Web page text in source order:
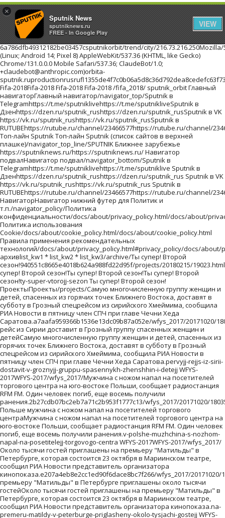
6a786dfb49312182be03457csputnikorbit/trend/city/216.73.216.250Mozilla/5.0 (Linux; Android 14; Pixel 8) AppleWebKit/537.36 (KHTML, like Gecko) Chrome/131.0.0.0 Mobile Safari/537.36; ClaudeBot/1.0; +claudebot@anthropic.com)orbita-sputnik.ruproductionrusrufl1355de4f7c0b06a5d8c36d792dea8cedefc63f73b6bb0eb31//images/https://id.sputniknews.com/images/orbit/110001000030000https://cm.sputniknews.com/chatf4uoHwgT3L1productionhttps://sputniknews.ru.sputniknews.ru4419376 Fifa-2018Fifa-2018 Fifa-2018 Fifa-2018 /fifa_2018/ sputnik_orbit Главный навигаторГлавный навигатор/navigator_top/Sputnik в Telegramhttps://t.me/sputniklivehttps://t.me/sputnikliveSputnik в Дзенhttps://dzen.ru/sputnik_rushttps://dzen.ru/sputnik_rusSputnik в VK https://vk.ru/sputnik_rushttps://vk.ru/sputnik_rusSputnik в RUTUBEhttps://rutube.ru/channel/23466577https://rutube.ru/channel/23466577 Топ-лайн Sputnik Топ-лайн Sputnik (список сайтов в верхней плашке)/navigator_top_line/SPUTNIK Ближнее зарубежье https://sputniknews.ru/https://sputniknews.ru/ Навигатор подвалНавигатор подвал/navigator_bottom/Sputnik в Telegramhttps://t.me/sputniklivehttps://t.me/sputniklive Sputnik в Дзенhttps://dzen.ru/sputnik_rushttps://dzen.ru/sputnik_rus Sputnik в VK https://vk.ru/sputnik_rushttps://vk.ru/sputnik_rus Sputnik в RUTUBEhttps://rutube.ru/channel/23466577https://rutube.ru/channel/23466577 НавигаторНавигатор нижний футер для Политик и т.п./navigator_policy/Политика конфиденциальности/docs/about/privacy_policy.html/docs/about/privacy_policy.html Политика использования Cookie/docs/about/cookie_policy.html/docs/about/cookie_policy.html Правила применения рекомендательных технологий/docs/about/privacy_policy.html#privacy_policy/docs/about/privacy_policy.html#privacy_policy архивlist_kw1 * list_kw2 * list_kw3/archive/Ты супер! Второй сезон!940551c8665e4018b624a988fd22d95f/projects/20180215/19023.htmlТы супер! Второй сезон!Ты супер! Второй сезон!Ты супер! Второй сезон!ty-super-vtorojj-sezon Ты супер! Второй сезон! ПроектыПроекты/projects/Самую многочисленную группу женщин и детей, спасенных из горячих точек Ближнего Востока, доставят в субботу в Грозный спецрейсом из сирийского Хмеймима, сообщила РИА Новости в пятницу член СПЧ при главе Чечни Хеда Саратова.a7aafa959366b1536e13dc09b87a052e/wfys_2017/20171020/18042.htmlПервый рейс из Сирии доставит в Грозный группу спасенных женщин и детейСамую многочисленную группу женщин и детей, спасенных из горячих точек Ближнего Востока, доставят в субботу в Грозный спецрейсом из сирийского Хмеймима, сообщила РИА Новости в пятницу член СПЧ при главе Чечни Хеда Саратова.pervyjj-rejjs-iz-sirii-dostavit-v-groznyjj-gruppu-spasennykh-zhenshhin-i-detejj WFYS-2017WFYS-2017/wfys_2017/Мужчина с ножом напал на посетителей торгового центра на юго-востоке Польши, сообщает радиостанция RFM FM. Один человек погиб, еще восемь получили ранения.2b27cdb07bc2eb7a71c2b953f1777c13/wfys_2017/20171020/18035.htmlВ Польше мужчина с ножом напал на посетителей торгового центраМужчина с ножом напал на посетителей торгового центра на юго-востоке Польши, сообщает радиостанция RFM FM. Один человек погиб, еще восемь получили ранения.v-polshe-muzhchina-s-nozhom-napal-na-posetitelejj-torgovogo-centra WFYS-2017WFYS-2017/wfys_2017/Около тысячи гостей приглашены на премьеру "Матильды" в Петербурге, которая состоится 23 октября в Мариинском театре, сообщил РИА Новости представитель организатора кинопоказа.e207a4eb8e2cc1ed90f6dace8bc7f266/wfys_2017/20171020/18029.htmlНа премьеру "Матильды" в Петербурге приглашены около тысячи гостейОколо тысячи гостей приглашены на премьеру "Матильды" в Петербурге, которая состоится 23 октября в Мариинском театре, сообщил РИА Новости представитель организатора кинопоказа.na-premeru-matildy-v-peterburge-priglasheny-okolo-tysjachi-gostejj WFYS-2017WFYS-2017/wfys_2017/Правительство Испании на заседании в предстоящую субботу намерено применить статью 155 Конституции страны, предполагающую возможность приостановки автономного статуса Каталонии, заявил испанский премьер Мариано Рахой на пресс-конференции в Брюсселе.67e8a19faa971a455b368320404caeaf/wfys_2017/20171020/18024.htmlМадрид в субботу применит статью Конституции, лишающую Каталонию автономииПравительство Испании на заседании в предстоящую субботу намерено применить статью 155 Конституции страны, предполагающую возможность приостановки автономного статуса Каталонии, заявил испанский премьер Мариано Рахой на пресс-конференции в Брюсселе.madrid-v-subbotu-primenit-statju-konstitucii-lishajushhuju-kataloniju-avtonomii WFYS-2017WFYS-2017/wfys_2017/ архивlist_kw1 * list_kw2 * list_kw3/archive/ <!--В head сайта один раз подключите библиотеку--> <script src="https://yastatic.net/pcode/adfox/loader.js" crossorigin="anonymous"></script> <!--AdFox START--> <!--riaru--> <!--Площадка: orbita-sputnik.ru / * / *--> <!--Тип баннера: 1000x--> <!--Расположение: 55001_orbita-sputnik.ru_bn1--> <div id="adfox_14976088074735673"></div> <script> window.Ya.adfoxCode.create({ ownerId: 249922, containerId: 'adfox_14976088074735673', params: { pp: 'kpg', ps: 'cmwc', p2: 'fliq', puid1: '' } }); </script> <!--AdFox START--> <!--riaru--> <!--Площадка: orbita-sputnik.ru / * / *--> <!--Тип баннера: 1000x--> <!--Расположение: 55002_bn2--> <div id="adfox_149760898208993054"></div> <script> window.Ya.adfoxCode.create({ ownerId: 249922, containerId: 'adfox_149760898208993054', params: { pp: 'kph', ps: 'cmwc', p2: 'fliq', puid1: '' } }); </script> <!--AdFox START--> <!--riaru--> <!--Площадка: orbita-sputnik.ru / * / *--> <!--Тип баннера: 1000x--> <!--Расположение: 55003_bn3--> <div id="adfox_149760905039733471"></div> <script> window.Ya.adfoxCode.create({ ownerId: 249922, containerId: 'adfox_149760905039733471', params: { pp: 'kpi', ps: 'cmwc', p2: 'fliq', puid1: '' } }); </script> <!--AdFox START--> <!--riaru--> <!--Площадка: orbita-sputnik.ru / * / *--> <!--Тип баннера: 1000x--> <!--Расположение: 55004_bn4--> <div id="adfox_149760909413214648"></div> <script> window.Ya.adfoxCode.create({ ownerId: 249922, containerId: 'adfox_149760909413214648', params: { pp: 'kpj', ps: 'cmwc', p2: 'fliq', puid1: '' } }); </script><!--В head сайта один раз подключите библиотеку--> <script src="https://yastatic.net/pcode/adfox/loader.js" crossorigin="anonymous"></script> <!--AdFox START--> <!--riaru--> <!--Площадка: orbita-sputnik.ru / * / *--> <!--Тип баннера: 300x--> <!--Расположение: 55005_bn5--> <div id="adfox_149760913936336539"></div> <script> window.Ya.adfoxCode.create({ ownerId: 249922, containerId: 'adfox_149760913936336539', params: { pp: 'kpk', ps: 'cmwc', p2: 'flng', puid1: '' } }); </script> <br> <!--AdFox START--> <!--riaru--> <!--Площадка: orbita-sputnik.ru / * / *--> <!--Тип баннера: 300x--> <!--Расположение: 55008_bn8--> <div id="adfox_149788621877875597"></div> <script> window.Ya.adfoxCode.create({ ownerId: 249922, containerId: 'adfox_149788621877875597', params: { pp: 'kpv', ps: 'cmwc', p2: 'flng', puid1: '' } }); </script> <!--AdFox START--> <!--riaru--> <!--Площадка: orbita-sputnik.ru / * / *--> <!--Тип баннера: 300x--> <!--Расположение: 55006_bn6--> <div id="adfox_149760920670438387"></div> <script> window.Ya.adfoxCode.create({ ownerId: 249922, containerId: 'adfox_149760920670438387', params: { pp: 'kpl', ps: 'cmwc', p2: 'flng', puid1: '' } }); </script> <br> <!--AdFox START--> <!--riaru--> <!--Площадка: orbita-sputnik.ru / * / *--> <!--Тип баннера: 300x--> <!--Расположение: 55009_bn9--> <div id="adfox_149788629099157512"></div> <script> window.Ya.adfoxCode.create({ ownerId: 249922, containerId: 'adfox_149788629099157512', params: { pp: 'kpw', ps: 'cmwc', p2: 'flng', puid1: '' } }); </script> Навигатор Fifa-2018Навигатор Fifa-2018 (спецпроект)/navigator_special_fifa_2018/БилетыБилеты Билеты Билеты /tickets/ СтадионыСтадионы Стадионы Стадионы /stadiums/ История## sputnik_ososhttps://sputnik-ossetia.ruhttps://cdnn1.img.sputnik-ossetia.ru/img/07ea/08/09/40454403_0:0:1280:720_405x0_80_0_0_0bcca5dc4e406f2cb376b48bbffc78b0.jpg21d8976f5a1d5dfaa225bd6e99d96745/20260809/armiya-rossii-osvobodila-vasyutinskoe-i-toretskoe-v-dnr-soobschilo-minoborony-40454569.htmlАрмия России освободила Васютинское и Торецкое в ДНРarmija-rossii-osvobodila-vasjutinskoe-i-toreckoe-v-dnrarmiya-rossii-
×
Sputnik News
sputniknews.ru
FREE - In Google Play
VIEW